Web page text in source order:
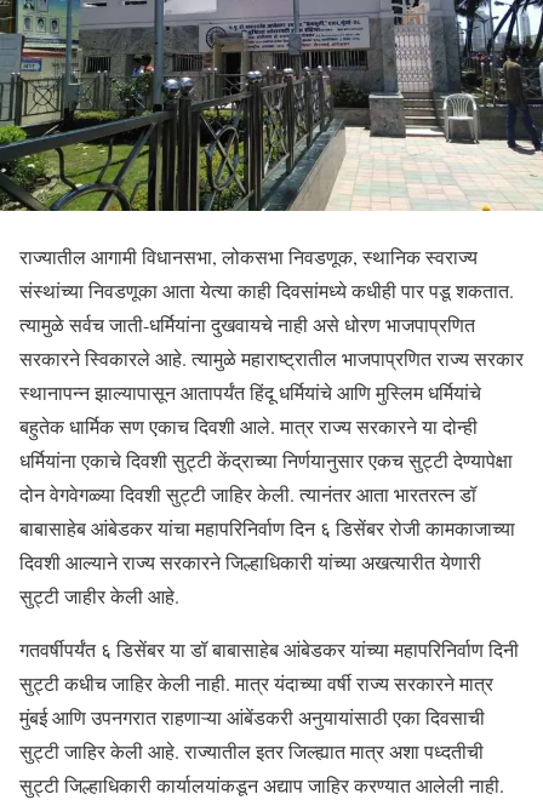
राज्यातील आगामी विधानसभा, लोकसभा निवडणूक, स्थानिक स्वराज्य
संस्थांच्या निवडणूका आता येत्या काही दिवसांमध्ये कधीही पार पडू शकतात.
त्यामुळे सर्वच जाती-धर्मियांना दुखवायचे नाही असे धोरण भाजपाप्रणित
सरकारने स्विकारले आहे. त्यामुळे महाराष्ट्रातील भाजपाप्रणित राज्य सरकार
स्थानापन्न झाल्यापासून आतापर्यंत हिंदू धर्मियांचे आणि मुस्लिम धर्मियांचे
बहुतेक धार्मिक सण एकाच दिवशी आले. मात्र राज्य सरकारने या दोन्ही
धर्मियांना एकाचे दिवशी सुट्टी केंद्राच्या निर्णयानुसार एकच सुट्टी देण्यापेक्षा
दोन वेगवेगळ्या दिवशी सुट्टी जाहिर केली. त्यानंतर आता भारतरत्न डॉ
बाबासाहेब आंबेडकर यांचा महापरिनिर्वाण दिन ६ डिसेंबर रोजी कामकाजाच्या
दिवशी आल्याने राज्य सरकारने जिल्हाधिकारी यांच्या अखत्यारीत येणारी
सुट्टी जाहीर केली आहे.
गतवर्षीपर्यंत ६ डिसेंबर या डॉ बाबासाहेब आंबेडकर यांच्या महापरिनिर्वाण दिनी
सुट्टी कधीच जाहिर केली नाही. मात्र यंदाच्या वर्षी राज्य सरकारने मात्र
मुंबई आणि उपनगरात राहणाऱ्या आंबेंडकरी अनुयायांसाठी एका दिवसाची
सुट्टी जाहिर केली आहे. राज्यातील इतर जिल्ह्यात मात्र अशा पध्दतीची
सुट्टी जिल्हाधिकारी कार्यालयांकडून अद्याप जाहिर करण्यात आलेली नाही.